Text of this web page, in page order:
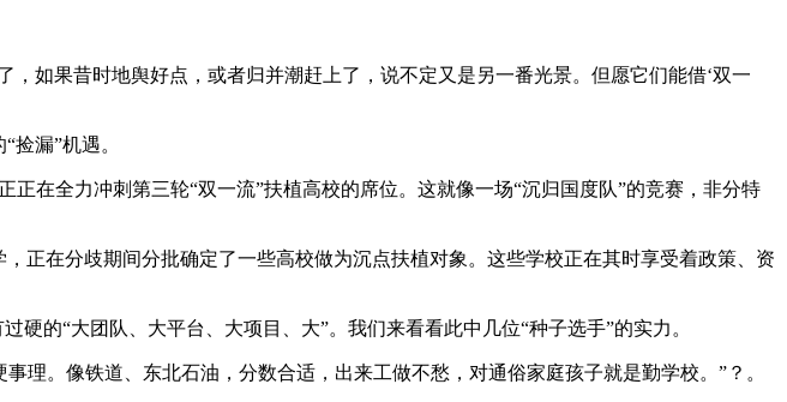
如果昔时地舆好点，或者归并潮赶上了，说不定又是另一番光景。但愿它们能借‘双一
漏”机遇。
在全力冲刺第三轮“双一流”扶植高校的席位。这就像一场“沉归国度队”的竞赛，非分特
在分歧期间分批确定了一些高校做为沉点扶植对象。这些学校正在其时享受着政策、资
的“大团队、大平台、大项目、大”。我们来看看此中几位“种子选手”的实力。
。像铁道、东北石油，分数合适，出来工做不愁，对通俗家庭孩子就是勤学校。”？。